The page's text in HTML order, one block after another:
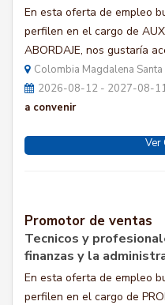
En esta oferta de empleo
perfilen en el cargo de
ABORDAJE, nos gustaría
Colombia Magdalena Santa
2026-08-12 - 2027-08-
a convenir
Ver
Promotor de ventas
Tecnicos y
finanzas y la
En esta oferta de empleo
perfilen en el cargo de